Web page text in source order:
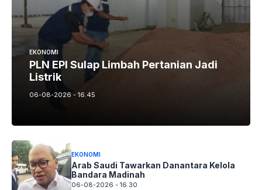
EKONOMI
PLN EPI Sulap Limbah Pertanian Jadi
Listrik
06-08-2026 - 16.45
EKONOMI
Arab Saudi Tawarkan Danantara Kelola
Bandara Madinah
06-08-2026 - 16.30